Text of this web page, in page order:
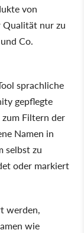
von
Qualität nur zu
Co.
sprachliche
gepflegte
Filtern der
Namen in
selbst zu
oder markiert
werden,
wie